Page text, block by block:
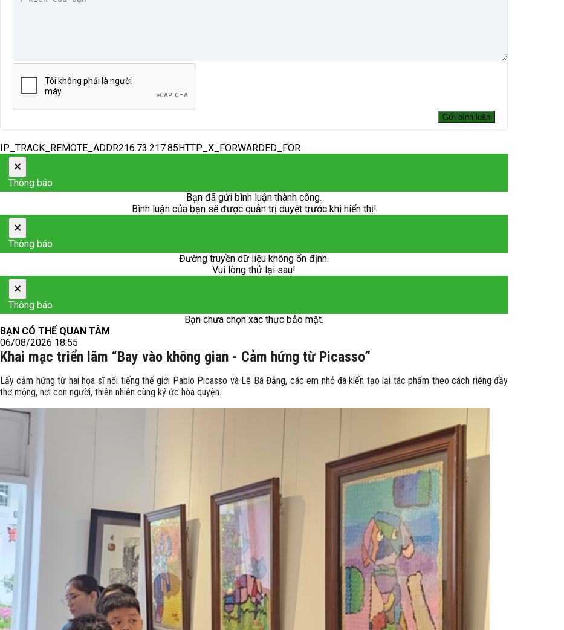
IP_TRACK_REMOTE_ADDR216.73.217.85HTTP_X_FORWARDED_FOR
×
Thông báo
Bạn đã gửi bình luận thành công.
Bình luận của bạn sẽ được quản trị duyệt trước khi hiển thị!
×
Thông báo
Đường truyền dữ liệu không ổn định.
Vui lòng thử lại sau!
×
Thông báo
Bạn chưa chọn xác thực bảo mật.
BẠN CÓ THỂ QUAN TÂM
06/08/2026 18:55
Khai mạc triển lãm “Bay vào không gian - Cảm hứng từ Picasso”
Lấy cảm hứng từ hai họa sĩ nổi tiếng thế giới Pablo Picasso và Lê Bá Đảng, các em nhỏ đã kiến tạo lại tác phẩm theo cách riêng đầy
thơ mộng, nơi con người, thiên nhiên cùng ký ức hòa quyện.